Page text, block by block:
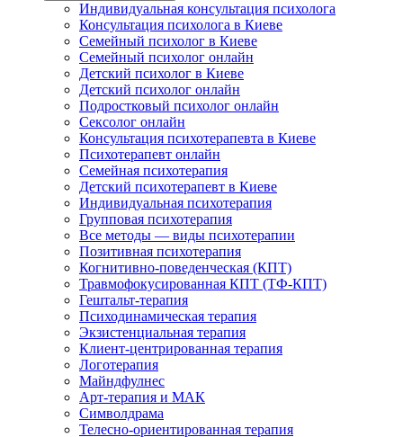
Индивидуальная консультация психолога
Консультация психолога в Киеве
Семейный психолог в Киеве
Семейный психолог онлайн
Детский психолог в Киеве
Детский психолог онлайн
Подростковый психолог онлайн
Сексолог онлайн
Консультация психотерапевта в Киеве
Психотерапевт онлайн
Семейная психотерапия
Детский психотерапевт в Киеве
Индивидуальная психотерапия
Групповая психотерапия
Все методы — виды психотерапии
Позитивная психотерапия
Когнитивно-поведенческая (КПТ)
Травмофокусированная КПТ (ТФ-КПТ)
Гештальт-терапия
Психодинамическая терапия
Экзистенциальная терапия
Клиент-центрированная терапия
Логотерапия
Майндфулнес
Арт-терапия и МАК
Символдрама
Телесно-ориентированная терапия